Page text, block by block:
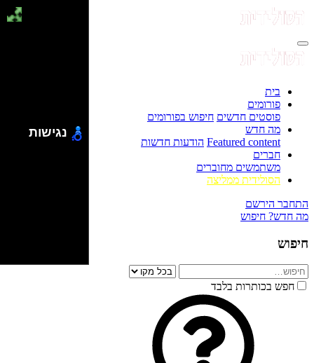
בית
פורומים
פוסטים חדשים חיפוש בפורומים
מה חדש
Featured content הודעות חדשות
חברים
משתמשים מחוברים
הסולידית ממליצה
התחבר הירשם
מה חדש? חיפוש
חיפוש
חפש בכותרות בלבד
נגישות